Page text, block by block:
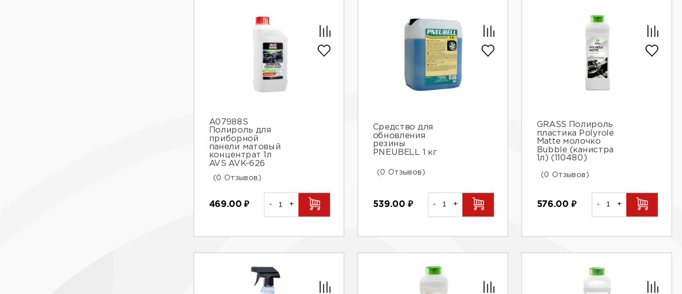
A07988S
Полироль для
приборной
панели матовый
концентрат 1л
AVS AVK-626
(0 Отзывов)
469.00₽ - +
Средство для
обновления
резины
PNEUBELL 1 кг
(0 Отзывов)
539.00 ₽ - +
GRASS Полироль
пластика Polyrole
Matte молочко
Bubble (канистра
1л) (110480)
(0 Отзывов)
576.00 ₽ - +